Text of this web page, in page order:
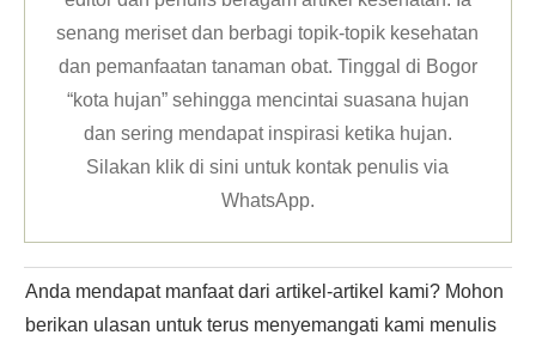
senang meriset dan berbagi topik-topik kesehatan
dan pemanfaatan tanaman obat. Tinggal di Bogor
“kota hujan” sehingga mencintai suasana hujan
dan sering mendapat inspirasi ketika hujan.
Silakan klikdi sini untuk kontak penulis via
WhatsApp.
Anda mendapat manfaat dari artikel-artikel kami? Mohon
berikan ulasan untuk terus menyemangati kami menulis